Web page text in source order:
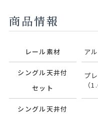
商品情報
レール素材 ア
シングル天井付
セット
プ
（
シングル天井付